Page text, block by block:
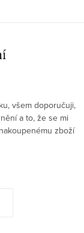
všem doporučuji,
a to, že se mi
zboží